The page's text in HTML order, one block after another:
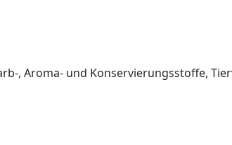
, Aroma- und Konservierungsstoffe,